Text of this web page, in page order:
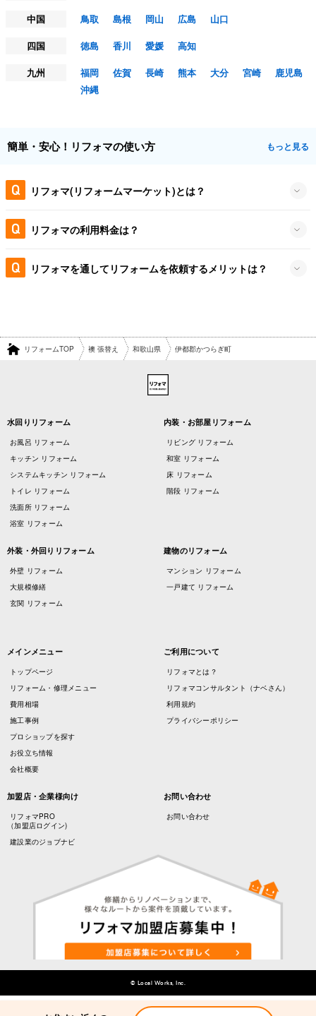
中国
鳥取 島根 岡山 広島
山口
四国
徳島 香川 愛媛
高知
九州
福岡 佐賀 長崎 熊本 大分 宮崎
鹿児島
沖縄
簡単・安心！リフォマの使い方 もっと見る
リフォマ(リフォームマーケット)とは？
リフォマの利用料金は？
リフォマを通してリフォームを依頼するメリットは？
リフォームTOP 襖 張替え 和歌山県 伊都郡かつらぎ町
水回りリフォーム
お風呂 リフォーム
キッチン リフォーム
システムキッチン リフォーム
トイレ リフォーム
洗面所 リフォーム
浴室 リフォーム
内装・お部屋リフォーム
リビング リフォーム
和室 リフォーム
床 リフォーム
階段 リフォーム
外装・外回りリフォーム
外壁 リフォーム
大規模修繕
玄関 リフォーム
建物のリフォーム
マンション リフォーム
一戸建て リフォーム
メインメニュー
トップページ
リフォーム・修理メニュー
費用相場
施工事例
プロショップを探す
お役立ち情報
会社概要
ご利用について
リフォマとは？
リフォマコンサルタント（ナベさん）
利用規約
プライバシーポリシー
加盟店・企業様向け
リフォマPRO
（加盟店ログイン)
建設業のジョブナビ
お問い合わせ
お問い合わせ
© Local Works, Inc.